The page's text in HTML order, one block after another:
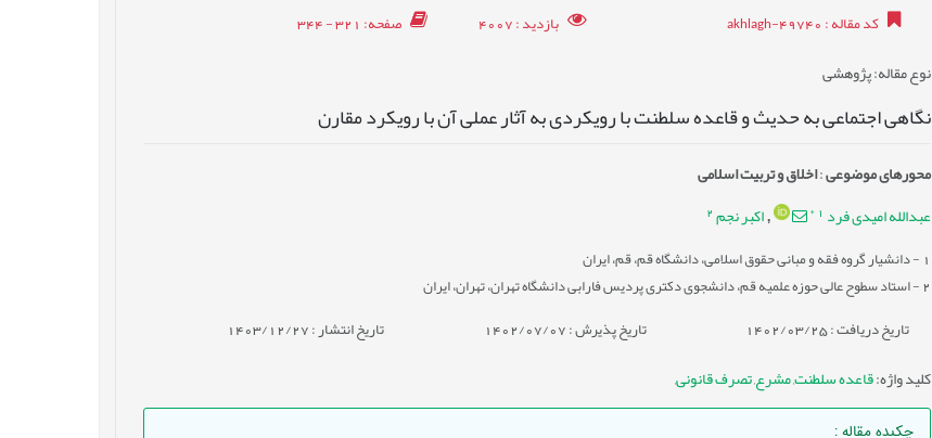
کد مقاله: akhlagh-49740 بازدید: 4007 صفحه: 321 - 344
نوع مقاله: پژوهشی
نگاهی اجتماعی به حدیث و قاعده سلطنت با رویکردی به آثار عملی آن با رویکرد مقارن
محورهای موضوعی:اخلاق و تربیت اسلامی
عبدالله امیدی فرد 1
*
,اکبر نجم2
1 - دانشیار گروه فقه و مبانی حقوق اسلامی، دانشگاه قم، قم، ایران
2- استاد سطوح عالی حوزه علمیه قم، دانشجوی دکتری پردیس فارابی دانشگاه تهران، تهران، ایران
تاریخ دریافت : 1402/03/25 تاریخ پذیرش : 1402/07/07 تاریخ انتشار : 1403/12/27
کلید واژه:قاعده سلطنت,مشرع,تصرف قانونی,
چکیده مقاله: